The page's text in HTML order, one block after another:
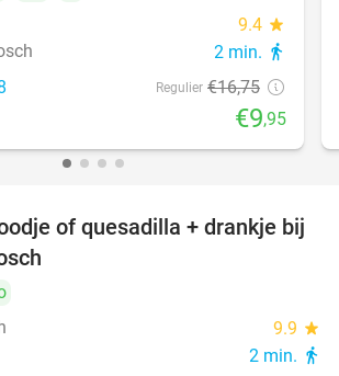
9.4 star
2 min. directions_walk
Regulier €16,75
€9,95
37%
of quesadilla + drankje bij
9.9 star
2 min. directions_walk